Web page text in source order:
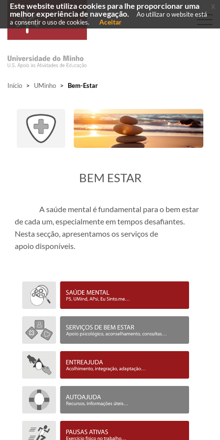
Início > UMinho > Bem-Estar
​BEM ESTAR
A saúde mental é fundamental para o bem estar
de cada um, especialmente em tempos desafiantes.
Nesta secção, apresentamos os serviços de
apoio disponíveis.
Este website utiliza cookies para lhe proporcionar uma
melhor experiência de navegação.
Ao utilizar o website está
a consentir o uso de cookies.
Aceitar
x